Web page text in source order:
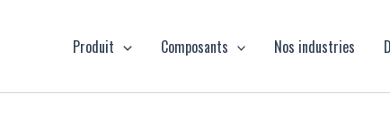
Produit Composants Nos industries